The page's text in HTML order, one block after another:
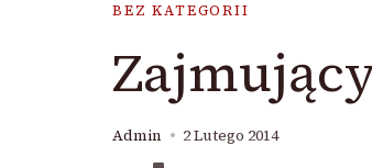
BEZ KATEGORII
Admin 2 Lutego 2014